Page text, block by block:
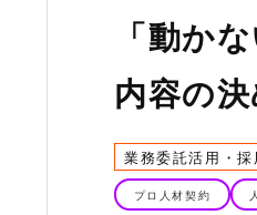
「動か
内容の
業務委託活用・採
プロ人材契約